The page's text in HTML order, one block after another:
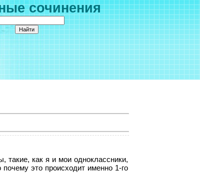
сочинения
как я и мои одноклассники,
это происходит именно 1-го